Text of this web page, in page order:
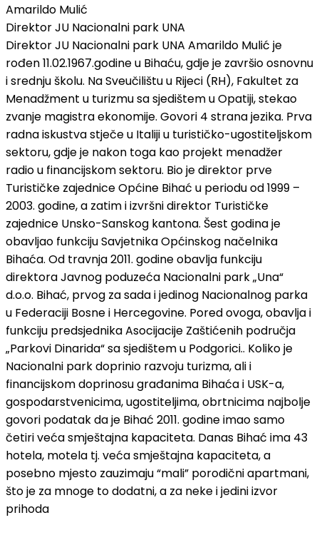
Amarildo Mulić
Direktor JU Nacionalni park UNA
Direktor JU Nacionalni park UNA Amarildo Mulić je
rođen 11.02.1967.godine u Bihaću, gdje je završio osnovnu
i srednju školu. Na Sveučilištu u Rijeci (RH), Fakultet za
Menadžment u turizmu sa sjedištem u Opatiji, stekao
zvanje magistra ekonomije. Govori 4 strana jezika. Prva
radna iskustva stječe u Italiji u turističko-ugostiteljskom
sektoru, gdje je nakon toga kao projekt menadžer
radio u financijskom sektoru. Bio je direktor prve
Turističke zajednice Općine Bihać u periodu od 1999 –
2003. godine, a zatim i izvršni direktor Turističke
zajednice Unsko-Sanskog kantona. Šest godina je
obavljao funkciju Savjetnika Općinskog načelnika
Bihaća. Od travnja 2011. godine obavlja funkciju
direktora Javnog poduzeća Nacionalni park „Una“
d.o.o. Bihać, prvog za sada i jedinog Nacionalnog parka
u Federaciji Bosne i Hercegovine. Pored ovoga, obavlja i
funkciju predsjednika Asocijacije Zaštićenih područja
„Parkovi Dinarida“ sa sjedištem u Podgorici.. Koliko je
Nacionalni park doprinio razvoju turizma, ali i
financijskom doprinosu građanima Bihaća i USK-a,
gospodarstvenicima, ugostiteljima, obrtnicima najbolje
govori podatak da je Bihać 2011. godine imao samo
četiri veća smještajna kapaciteta. Danas Bihać ima 43
hotela, motela tj. veća smještajna kapaciteta, a
posebno mjesto zauzimaju “mali” porodični apartmani,
što je za mnoge to dodatni, a za neke i jedini izvor
prihoda